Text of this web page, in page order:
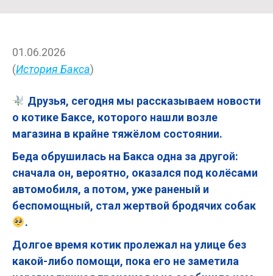
01.06.2026
(История Бакса)
Друзья, сегодня мы рассказываем новости
о котике Баксе, которого нашли возле
магазина в крайне тяжёлом состоянии.
Беда обрушилась на Бакса одна за другой:
сначала он, вероятно, оказался под колёсами
автомобиля, а потом, уже раненый и
беспомощный, стал жертвой бродячих собак
.
Долгое время котик пролежал на улице без
какой-либо помощи, пока его не заметила